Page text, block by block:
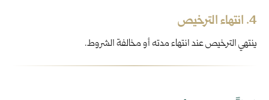
4. انتهاء الترخيص
ينتهي الترخيص عند انتهاء مدته أو مخالفة الشروط.